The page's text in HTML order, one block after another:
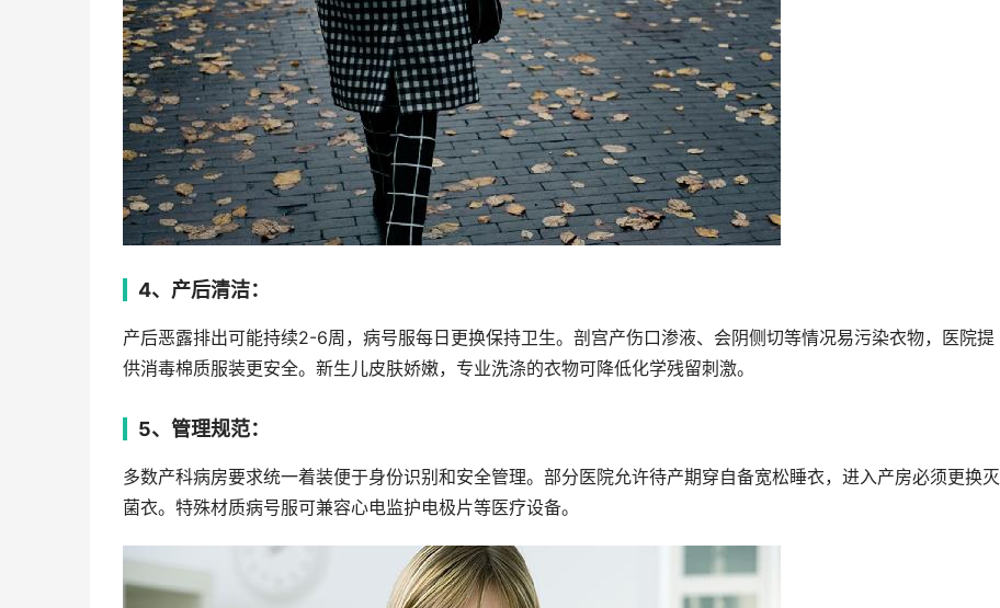
4、产后清洁：
产后恶露排出可能持续2-6周，病号服每日更换保持卫生。剖宫产伤口渗液、会阴侧切等情况易污染衣物，医院提
供消毒棉质服装更安全。新生儿皮肤娇嫩，专业洗涤的衣物可降低化学残留刺激。
5、管理规范：
多数产科病房要求统一着装便于身份识别和安全管理。部分医院允许待产期穿自备宽松睡衣，进入产房必须更换灭
菌衣。特殊材质病号服可兼容心电监护电极片等医疗设备。